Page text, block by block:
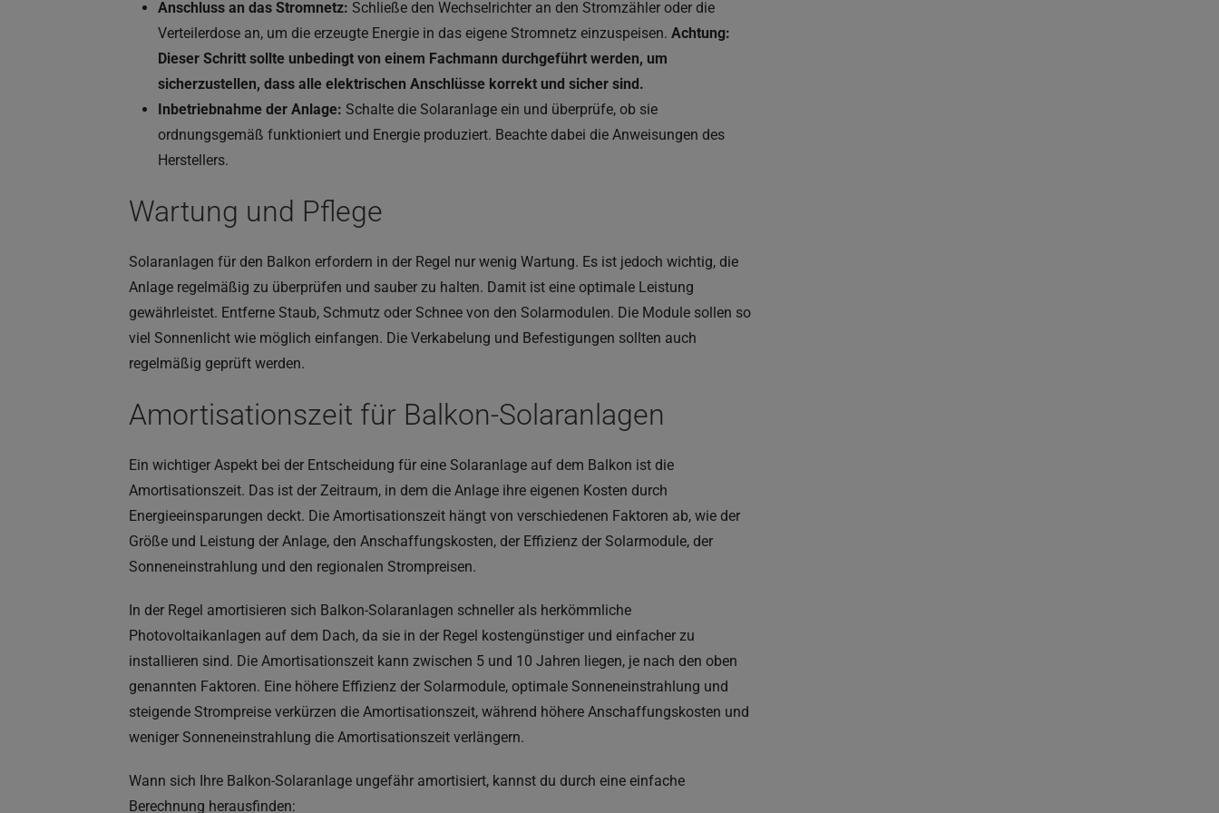
Anschluss an das Stromnetz: Schließe den Wechselrichter an den Stromzähler oder die
Verteilerdose an, um die erzeugte Energie in das eigene Stromnetz einzuspeisen. Achtung:
Dieser Schritt sollte unbedingt von einem Fachmann durchgeführt werden, um
sicherzustellen, dass alle elektrischen Anschlüsse korrekt und sicher sind.
Inbetriebnahme der Anlage: Schalte die Solaranlage ein und überprüfe, ob sie
ordnungsgemäß funktioniert und Energie produziert. Beachte dabei die Anweisungen des
Herstellers.
Wartung und Pflege
Solaranlagen für den Balkon erfordern in der Regel nur wenig Wartung. Es ist jedoch wichtig, die
Anlage regelmäßig zu überprüfen und sauber zu halten. Damit ist eine optimale Leistung
gewährleistet. Entferne Staub, Schmutz oder Schnee von den Solarmodulen. Die Module sollen so
viel Sonnenlicht wie möglich einfangen. Die Verkabelung und Befestigungen sollten auch
regelmäßig geprüft werden.
Amortisationszeit für Balkon-Solaranlagen
Ein wichtiger Aspekt bei der Entscheidung für eine Solaranlage auf dem Balkon ist die
Amortisationszeit. Das ist der Zeitraum, in dem die Anlage ihre eigenen Kosten durch
Energieeinsparungen deckt. Die Amortisationszeit hängt von verschiedenen Faktoren ab, wie der
Größe und Leistung der Anlage, den Anschaffungskosten, der Effizienz der Solarmodule, der
Sonneneinstrahlung und den regionalen Strompreisen.
In der Regel amortisieren sich Balkon-Solaranlagen schneller als herkömmliche
Photovoltaikanlagen auf dem Dach, da sie in der Regel kostengünstiger und einfacher zu
installieren sind. Die Amortisationszeit kann zwischen 5 und 10 Jahren liegen, je nach den oben
genannten Faktoren. Eine höhere Effizienz der Solarmodule, optimale Sonneneinstrahlung und
steigende Strompreise verkürzen die Amortisationszeit, während höhere Anschaffungskosten und
weniger Sonneneinstrahlung die Amortisationszeit verlängern.
Wann sich Ihre Balkon-Solaranlage ungefähr amortisiert, kannst du durch eine einfache
Berechnung herausfinden: